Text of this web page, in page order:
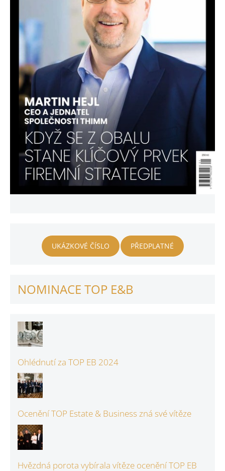
UKÁZKOVÉ ČÍSLO PŘEDPLATNÉ
NOMINACE TOP E&B
Ohlédnutí za TOP EB 2024
Ocenění TOP Estate & Business zná své vítěze
Hvězdná porota vybírala vítěze ocenění TOP EB